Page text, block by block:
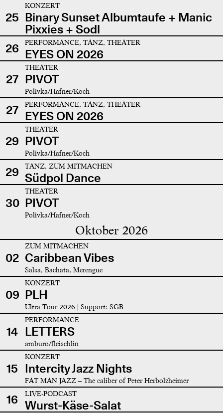
25
KONZERT
Binary Sunset Albumtaufe + Manic
Pixxies + Sodl
26
PERFORMANCE, TANZ, THEATER
EYES ON 2026
27
THEATER
PIVOT
Polivka/Hafner/Koch
27 PERFORMANCE, TANZ, THEATER
EYES ON 2026
29
THEATER
PIVOT
Polivka/Hafner/Koch
29 TANZ, ZUM MITMACHEN
Südpol Dance
30
THEATER
PIVOT
Polivka/Hafner/Koch
Oktober 2026
02
ZUM MITMACHEN
Caribbean Vibes
Salsa, Bachata, Merengue
09
KONZERT
PLH
Ultra Tour 2026 | Support: SGB
14
PERFORMANCE
LETTERS
amburo/fleischlin
15
KONZERT
Intercity Jazz Nights
FAT MAN JAZZ – The caliber of Peter Herbolzheimer
16 LIVE-PODCAST
Wurst-Käse-Salat